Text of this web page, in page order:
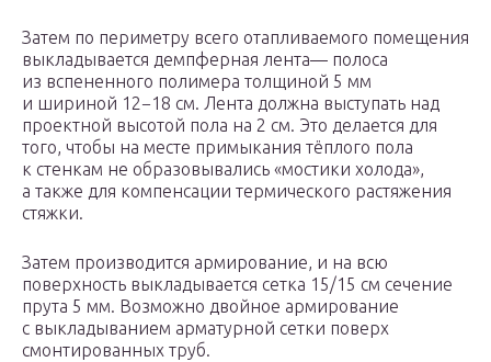
Затем по периметру всего отапливаемого помещения
выкладывается демпферная лента— полоса
из вспененного полимера толщиной 5 мм
и шириной 12−18 см. Лента должна выступать над
проектной высотой пола на 2 см. Это делается для
того, чтобы на месте примыкания тёплого пола
к стенкам не образовывались «мостики холода»,
а также для компенсации термического растяжения
стяжки.
Затем производится армирование, и на всю
поверхность выкладывается сетка 15/15 см сечение
прута 5 мм. Возможно двойное армирование
с выкладыванием арматурной сетки поверх
смонтированных труб.